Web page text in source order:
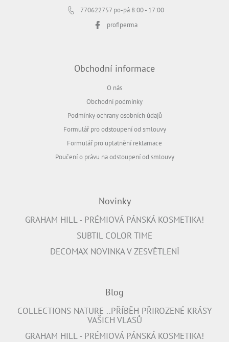
770622757 po-pá 8:00 - 17:00
profiperma
Obchodní informace
O nás
Obchodní podmínky
Podmínky ochrany osobních údajů
Formulář pro odstoupení od smlouvy
Formulář pro uplatnění reklamace
Poučení o právu na odstoupení od smlouvy
Novinky
GRAHAM HILL - PRÉMIOVÁ PÁNSKÁ KOSMETIKA!
SUBTIL COLOR TIME
DECOMAX NOVINKA V ZESVĚTLENÍ
Blog
COLLECTIONS NATURE ..PŘÍBĚH PŘIROZENÉ KRÁSY
VAŠICH VLASŮ
GRAHAM HILL - PRÉMIOVÁ PÁNSKÁ KOSMETIKA!